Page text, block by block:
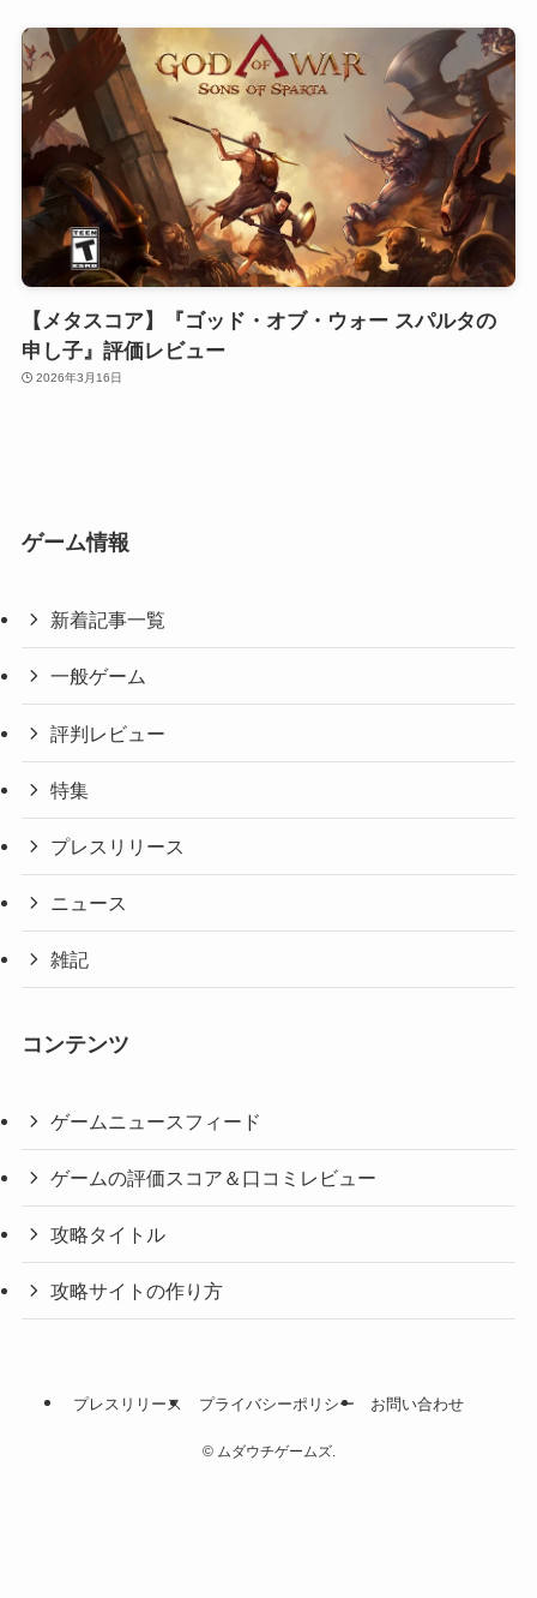
【メタスコア】『ゴッド・オブ・ウォー スパルタの
申し子』評価レビュー
2026年3月16日
ゲーム情報
新着記事一覧
一般ゲーム
評判レビュー
特集
プレスリリース
ニュース
雑記
コンテンツ
ゲームニュースフィード
ゲームの評価スコア＆口コミレビュー
攻略タイトル
攻略サイトの作り方
プレスリリース プライバシーポリシー お問い合わせ
©ムダウチゲームズ.